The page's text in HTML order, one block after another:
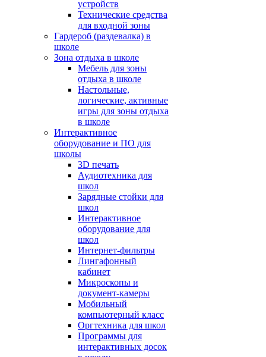
устройств
Технические средства
для входной зоны
Гардероб (раздевалка) в
школе
Зона отдыха в школе
Мебель для зоны
отдыха в школе
Настольные,
логические, активные
игры для зоны отдыха
в школе
Интерактивное
оборудование и ПО для
школы
3D печать
Аудиотехника для
школ
Зарядные стойки для
школ
Интерактивное
оборудование для
школ
Интернет-фильтры
Лингафонный
кабинет
Микроскопы и
документ-камеры
Мобильный
компьютерный класс
Оргтехника для школ
Программы для
интерактивных досок